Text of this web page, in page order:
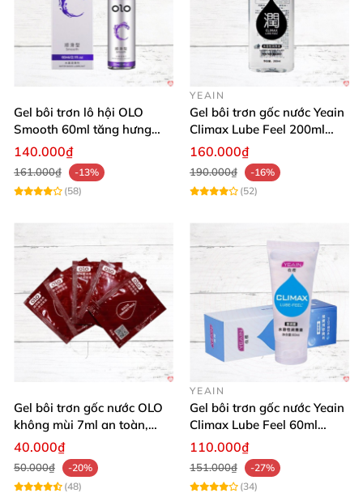
Gel bôi trơn lô hội OLO
Smooth 60ml tăng hưng
phấn, dễ chịu
140.000₫
161.000₫
-13%
(58)
YEAIN
Gel bôi trơn gốc nước Yeain
Climax Lube Feel 200ml
chất lượng
160.000₫
190.000₫
-16%
(52)
Gel bôi trơn gốc nước OLO
không mùi 7ml an toàn,
chất lượng
40.000₫
50.000₫
-20%
(48)
YEAIN
Gel bôi trơn gốc nước Yeain
Climax Lube Feel 60ml
Thăng hoa tối ưu
110.000₫
151.000₫
-27%
(34)